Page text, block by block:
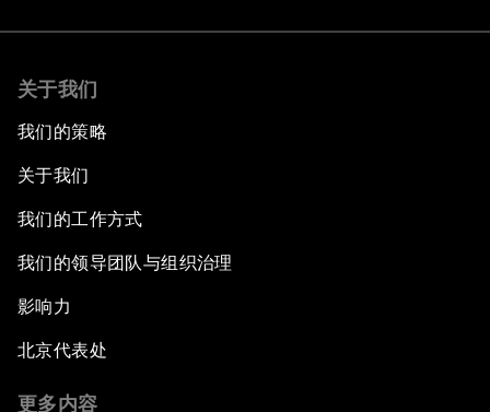
关于我们
我们的策略
关于我们
我们的工作方式
我们的领导团队与组织治理
影响力
北京代表处
更多内容